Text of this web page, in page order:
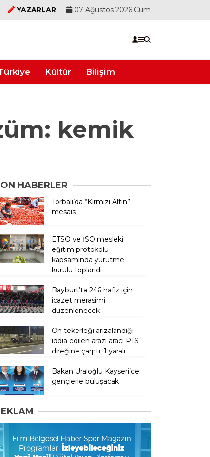
YAZARLAR 07 Ağustos 2026 Cum
Kültür Bilişim
kemik
HABERLER
Torbalı’da “Kırmızı Altın”
mesaisi
ETSO ve İSO mesleki
eğitim protokolü
kapsamında yürütme
kurulu toplandı
Bayburt’ta 246 hafız için
icazet merasimi
düzenlenecek
Ön tekerleği arızalandığı
iddia edilen arazi aracı PTS
direğine çarptı: 1 yaralı
Bakan Uraloğlu Kayseri’de
gençlerle buluşacak